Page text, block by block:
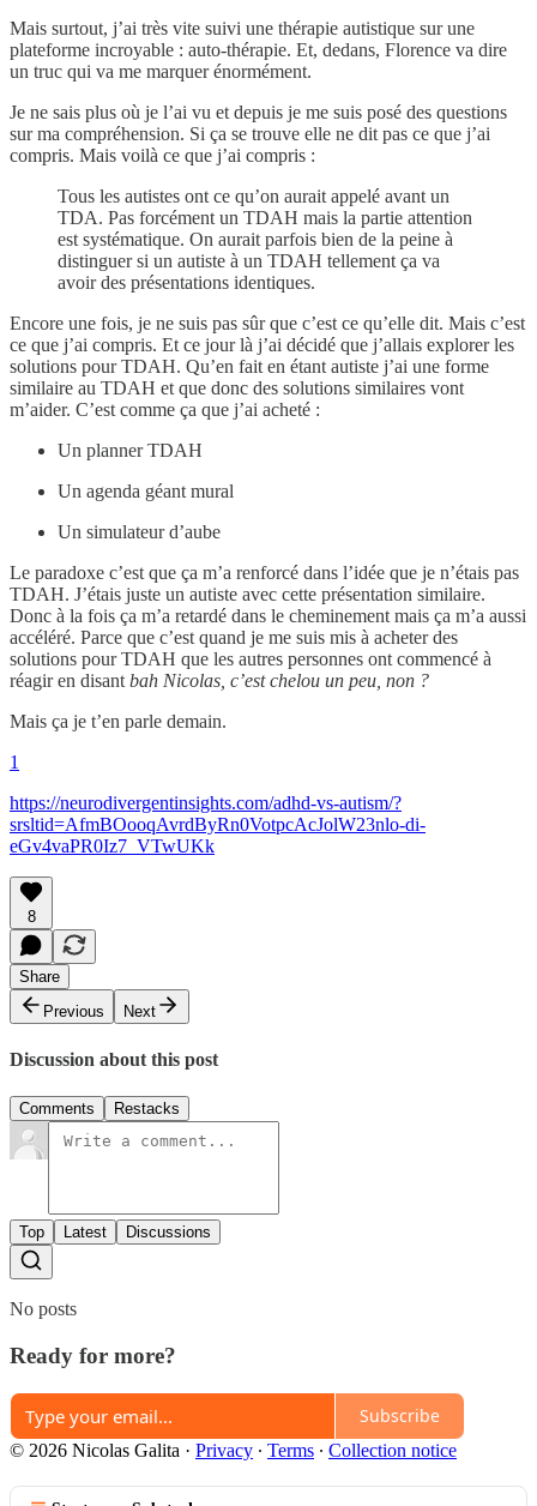
Mais surtout, j’ai très vite suivi une thérapie autistique sur une
plateforme incroyable : auto-thérapie. Et, dedans, Florence va dire
un truc qui va me marquer énormément.
Je ne sais plus où je l’ai vu et depuis je me suis posé des questions
sur ma compréhension. Si ça se trouve elle ne dit pas ce que j’ai
compris. Mais voilà ce que j’ai compris :
Tous les autistes ont ce qu’on aurait appelé avant un
TDA. Pas forcément un TDAH mais la partie attention
est systématique. On aurait parfois bien de la peine à
distinguer si un autiste à un TDAH tellement ça va
avoir des présentations identiques.
Encore une fois, je ne suis pas sûr que c’est ce qu’elle dit. Mais c’est
ce que j’ai compris. Et ce jour là j’ai décidé que j’allais explorer les
solutions pour TDAH. Qu’en fait en étant autiste j’ai une forme
similaire au TDAH et que donc des solutions similaires vont
m’aider. C’est comme ça que j’ai acheté :
Un planner TDAH
Un agenda géant mural
Un simulateur d’aube
Le paradoxe c’est que ça m’a renforcé dans l’idée que je n’étais pas
TDAH. J’étais juste un autiste avec cette présentation similaire.
Donc à la fois ça m’a retardé dans le cheminement mais ça m’a aussi
accéléré. Parce que c’est quand je me suis mis à acheter des
solutions pour TDAH que les autres personnes ont commencé à
réagir en disant bah Nicolas, c’est chelou un peu, non ?
Mais ça je t’en parle demain.
1
https://neurodivergentinsights.com/adhd-vs-autism/?
srsltid=AfmBOooqAvrdByRn0VotpcAcJolW23nlo-di-
eGv4vaPR0Iz7_VTwUKk
8
Share
Previous
Next
Discussion about this post
Comments Restacks
Top Latest Discussions
No posts
Ready for more?
Subscribe
© 2026 Nicolas Galita · Privacy ∙ Terms ∙ Collection notice